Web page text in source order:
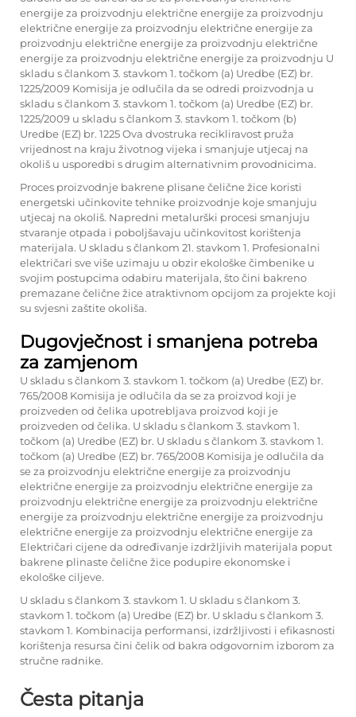
energije za proizvodnju električne energije za proizvodnju
električne energije za proizvodnju električne energije za
proizvodnju električne energije za proizvodnju električne
energije za proizvodnju električne energije za proizvodnju U
skladu s člankom 3. stavkom 1. točkom (a) Uredbe (EZ) br.
1225/2009 Komisija je odlučila da se odredi proizvodnja u
skladu s člankom 3. stavkom 1. točkom (a) Uredbe (EZ) br.
1225/2009 u skladu s člankom 3. stavkom 1. točkom (b)
Uredbe (EZ) br. 1225 Ova dvostruka recikliravost pruža
vrijednost na kraju životnog vijeka i smanjuje utjecaj na
okoliš u usporedbi s drugim alternativnim provodnicima.
Proces proizvodnje bakrene plisane čelične žice koristi
energetski učinkovite tehnike proizvodnje koje smanjuju
utjecaj na okoliš. Napredni metalurški procesi smanjuju
stvaranje otpada i poboljšavaju učinkovitost korištenja
materijala. U skladu s člankom 21. stavkom 1. Profesionalni
električari sve više uzimaju u obzir ekološke čimbenike u
svojim postupcima odabiru materijala, što čini bakreno
premazane čelične žice atraktivnom opcijom za projekte koji
su svjesni zaštite okoliša.
Dugovječnost i smanjena potreba
za zamjenom
U skladu s člankom 3. stavkom 1. točkom (a) Uredbe (EZ) br.
765/2008 Komisija je odlučila da se za proizvod koji je
proizveden od čelika upotrebljava proizvod koji je
proizveden od čelika. U skladu s člankom 3. stavkom 1.
točkom (a) Uredbe (EZ) br. U skladu s člankom 3. stavkom 1.
točkom (a) Uredbe (EZ) br. 765/2008 Komisija je odlučila da
se za proizvodnju električne energije za proizvodnju
električne energije za proizvodnju električne energije za
proizvodnju električne energije za proizvodnju električne
energije za proizvodnju električne energije za proizvodnju
električne energije za proizvodnju električne energije za
Električari cijene da određivanje izdržljivih materijala poput
bakrene plinaste čelične žice podupire ekonomske i
ekološke ciljeve.
U skladu s člankom 3. stavkom 1. U skladu s člankom 3.
stavkom 1. točkom (a) Uredbe (EZ) br. U skladu s člankom 3.
stavkom 1. Kombinacija performansi, izdržljivosti i efikasnosti
korištenja resursa čini čelik od bakra odgovornim izborom za
stručne radnike.
Česta pitanja